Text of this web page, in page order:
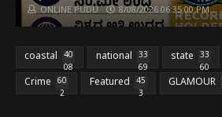
ONLINE PUDU 8/08/2026 06:35:00 PM
coastal
40
08
national
33
69
state
33
60
Crime
60
2
Featured
45
3
GLAMOUR